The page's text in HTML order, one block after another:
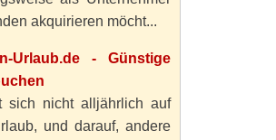
akquirieren möcht...
Urlaub.de - Günstige
sich nicht alljährlich auf
und darauf, andere